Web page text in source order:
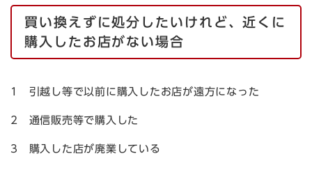
買い換えずに処分したいけれど、近くに
購入したお店がない場合
1 引越し等で以前に購入したお店が遠方になった
2 通信販売等で購入した
3 購入した店が廃業している